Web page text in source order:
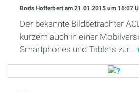
Boris Hofferbert am 21.01.2015 um 16:07
Der bekannte Bildbetrachter
kurzem auch in einer
Smartphones und Tablets zur...